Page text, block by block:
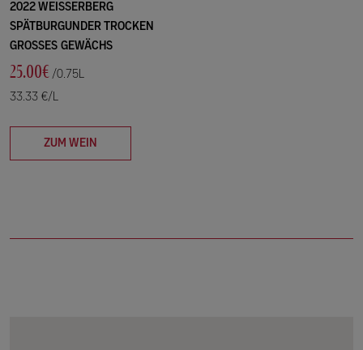
2022 WEISSERBERG
SPÄTBURGUNDER TROCKEN
GROSSES GEWÄCHS
25.00€ /0.75L
33.33 €/L
ZUM WEIN